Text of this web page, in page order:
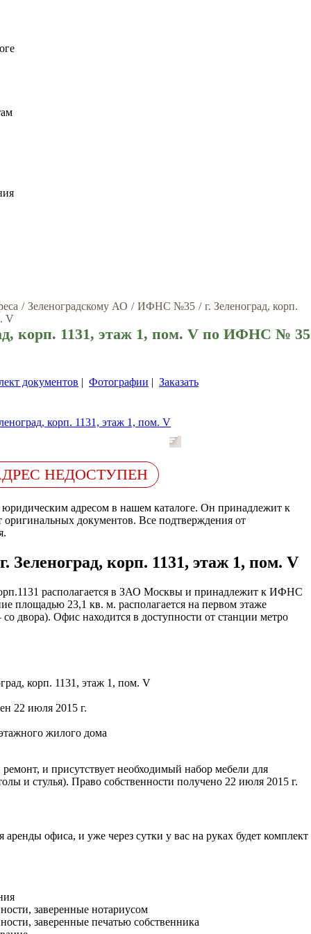
/ Зеленоградскому АО / ИФНС №35 / г. Зеленоград, корп.
V
корп. 1131, этаж 1, пом. V по ИФНС № 35
документов | Фотографии | Заказать
НЕДОСТУПЕН
адресом в нашем каталоге. Он принадлежит к
документов. Все подтверждения от
Зеленоград, корп. 1131, этаж 1, пом. V
располагается в ЗАО Москвы и принадлежит к ИФНС
площадью 23,1 кв. м. располагается на первом этаже
двора). Офис находится в доступности от станции метро
корп. 1131, этаж 1, пом. V
22 июля 2015 г.
жилого дома
и присутствует необходимый набор мебели для
и стулья). Право собственности получено 22 июля 2015 г.
аренды офиса, и уже через сутки у вас на руках будет комплект
заверенные нотариусом
заверенные печатью собственника